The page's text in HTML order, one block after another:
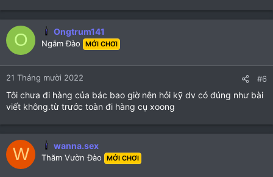
O Ongtrum141
Ngắm Đào MỚI CHƠI
21 Tháng mười 2022 #6
Tôi chưa đi hàng của bác bao giờ nên hỏi kỹ dv có đúng như bài
viết không.từ trước toàn đi hàng cụ xoong
W wanna.sex
Thăm Vườn Đào MỚI CHƠI